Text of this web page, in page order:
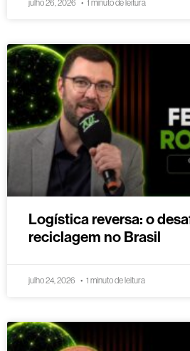
julho 26, 2026 1 minuto de leitura
Logística reversa: o
reciclagem no Brasil
julho 24, 2026 1 minuto de leitura